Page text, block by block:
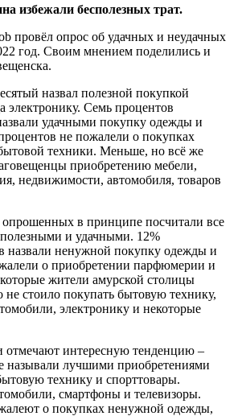
избежали бесполезных трат.
провёл опрос об удачных и неудачных
год. Своим мнением поделились и
назвал полезной покупкой
электронику. Семь процентов
удачными покупку одежды и
не пожалели о покупках
техники. Меньше, но всё же
приобретению мебели,
недвижимости, автомобиля, товаров
в принципе посчитали все
и удачными. 12%
назвали ненужной покупку одежды и
о приобретении парфюмерии и
жители амурской столицы
не стоило покупать бытовую технику,
электронику и некоторые
отмечают интересную тенденцию –
лучшими приобретениями
технику и спорттовары.
смартфоны и телевизоры.
о покупках ненужной одежды,